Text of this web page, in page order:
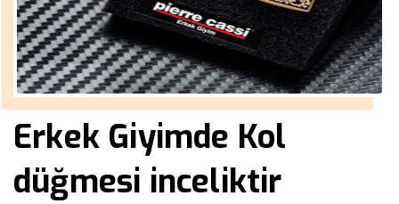
Erkek Giyimde Kol
düğmesi inceliktir